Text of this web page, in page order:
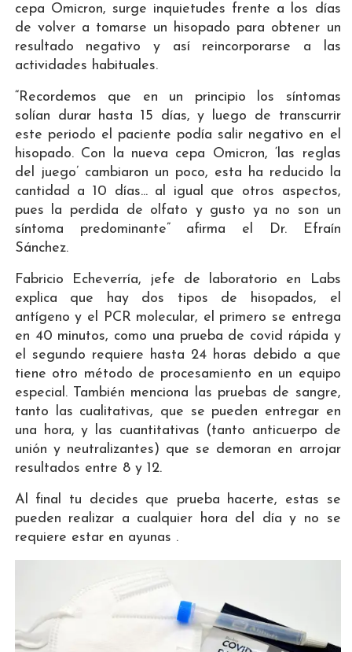
cepa Omicron, surge inquietudes frente a los días
de volver a tomarse un hisopado para obtener un
resultado negativo y así reincorporarse a las
actividades habituales.
“Recordemos que en un principio los síntomas
solían durar hasta 15 días, y luego de transcurrir
este periodo el paciente podía salir negativo en el
hisopado. Con la nueva cepa Omicron, ‘las reglas
del juego’ cambiaron un poco, esta ha reducido la
cantidad a 10 días... al igual que otros aspectos,
pues la perdida de olfato y gusto ya no son un
síntoma predominante” afirma el Dr. Efraín
Sánchez.
Fabricio Echeverría, jefe de laboratorio en Labs
explica que hay dos tipos de hisopados, el
antígeno y el PCR molecular, el primero se entrega
en 40 minutos, como una prueba de covid rápida y
el segundo requiere hasta 24 horas debido a que
tiene otro método de procesamiento en un equipo
especial. También menciona las pruebas de sangre,
tanto las cualitativas, que se pueden entregar en
una hora, y las cuantitativas (tanto anticuerpo de
unión y neutralizantes) que se demoran en arrojar
resultados entre 8 y 12.
Al final tu decides que prueba hacerte, estas se
pueden realizar a cualquier hora del día y no se
requiere estar en ayunas .